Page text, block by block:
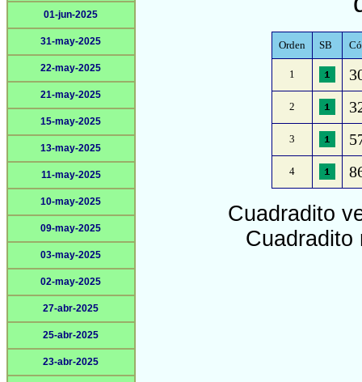
01-jun-2025
31-may-2025
22-may-2025
21-may-2025
15-may-2025
13-may-2025
11-may-2025
10-may-2025
09-may-2025
03-may-2025
02-may-2025
27-abr-2025
25-abr-2025
23-abr-2025
Orden SB
1
2
3
4
Cuadradito
Cuadradito